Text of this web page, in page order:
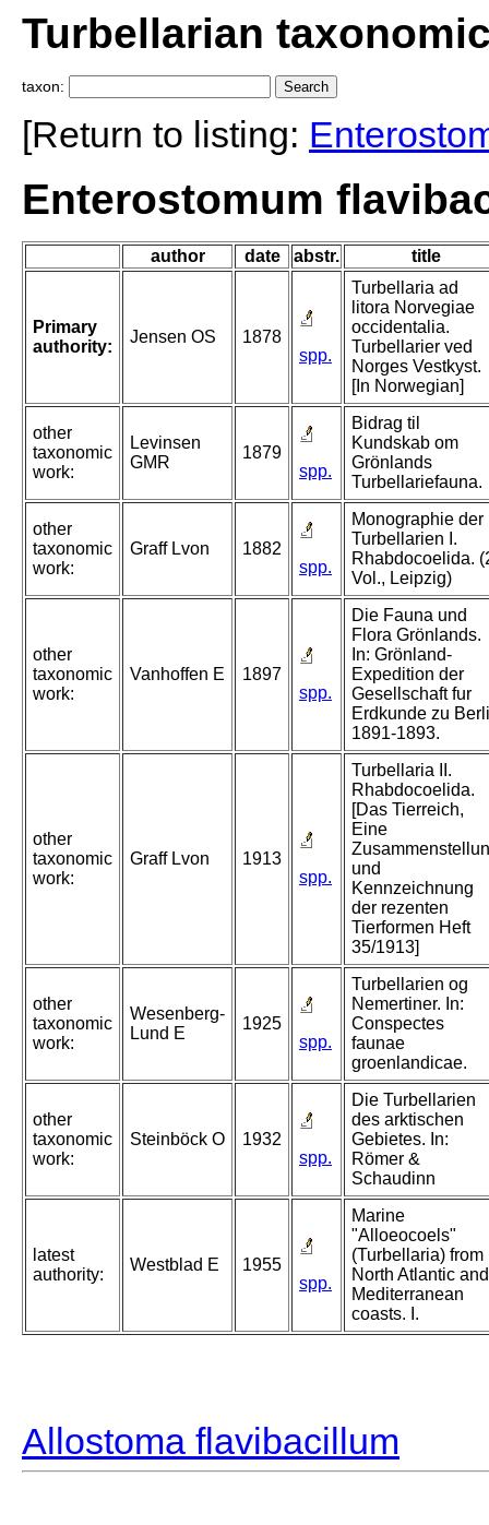
Turbellarian
taxon:
[Return to listing:
Enterostomum
author date abstr. title
Primary
authority:
Jensen OS
1878
spp.
Turbellaria ad
litora Norvegiae
occidentalia.
Turbellarier ved
Norges Vestkyst.
[In Norwegian]
other
taxonomic
work:
Levinsen
GMR
1879
spp.
Bidrag til
Kundskab om
Grönlands
Turbellariefauna.
other
taxonomic
work:
Graff Lvon
1882
spp.
Monographie der
Turbellarien I.
Rhabdocoelida.
Vol., Leipzig)
other
taxonomic
work:
Vanhoffen E
1897
spp.
Die Fauna und
Flora Grönlands.
In: Grönland-
Expedition der
Gesellschaft fur
Erdkunde zu
1891-1893.
other
taxonomic
work:
Graff Lvon
1913
spp.
Turbellaria II.
Rhabdocoelida.
[Das Tierreich,
Eine
und
Kennzeichnung
der rezenten
Tierformen Heft
35/1913]
other
taxonomic
work:
Wesenberg-
Lund E
1925
spp.
Turbellarien og
Nemertiner. In:
Conspectes
faunae
groenlandicae.
other
taxonomic
work:
Steinböck O
1932
spp.
Die Turbellarien
des arktischen
Gebietes. In:
Römer &
Schaudinn
latest
authority:
Westblad E
1955
spp.
Marine
"Alloeocoels"
(Turbellaria) from
North Atlantic and
Mediterranean
coasts. I.
Allostoma flavibacillum